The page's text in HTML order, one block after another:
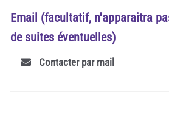
Email (facultatif, n'apparaitra
de suites éventuelles)
Contacter par mail